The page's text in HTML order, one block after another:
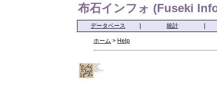
布石インフォ (Fuseki
データベース 統計
ホーム > Help